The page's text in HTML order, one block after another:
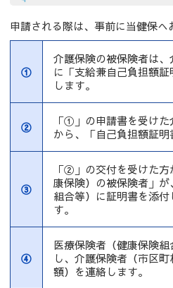
申請される際は、事前に当健保へ
①
介護保険の被保険者は、
に「支給兼自己負担額
します。
②
「①」の申請書を受けた
から、「自己負担額証明
③
「②」の交付を受けた
康保険）の被保険者」
組合等）に証明書を添
す。
④
医療保険者（健康保険
し、介護保険者（市区
額）を連絡します。